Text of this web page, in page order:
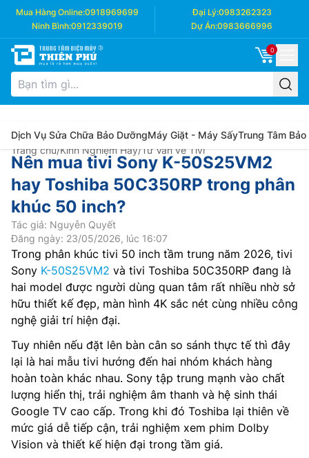
Mua Hàng Online:0918969699 Đại Lý:0983262323
Ninh Bình:0912339019 Dự Án:0983666996
0
Dịch Vụ Sửa Chữa Bảo DưỡngMáy Giặt - Máy SấyTrung Tâm Bảo
Trang chủ/Kinh Nghiệm Hay/Tư Vấn về Tivi
Nên mua tivi Sony K-50S25VM2
hay Toshiba 50C350RP trong phân
khúc 50 inch?
Tác giả: Nguyễn Quyết
Đăng ngày: 23/05/2026, lúc 16:07
Trong phân khúc tivi 50 inch tầm trung năm 2026, tivi
Sony K-50S25VM2 và tivi Toshiba 50C350RP đang là
hai model được người dùng quan tâm rất nhiều nhờ sở
hữu thiết kế đẹp, màn hình 4K sắc nét cùng nhiều công
nghệ giải trí hiện đại.
Tuy nhiên nếu đặt lên bàn cân so sánh thực tế thì đây
lại là hai mẫu tivi hướng đến hai nhóm khách hàng
hoàn toàn khác nhau. Sony tập trung mạnh vào chất
lượng hiển thị, trải nghiệm âm thanh và hệ sinh thái
Google TV cao cấp. Trong khi đó Toshiba lại thiên về
mức giá dễ tiếp cận, trải nghiệm xem phim Dolby
Vision và thiết kế hiện đại trong tầm giá.